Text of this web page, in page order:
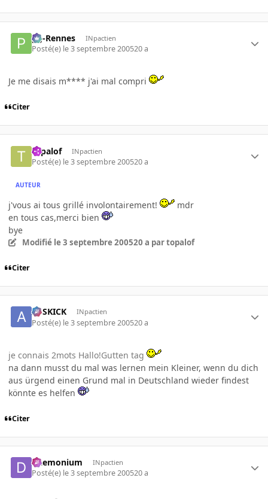
pg-Rennes INpactien
Posté(e) le 3 septembre 200520 a
Je me disais m**** j'ai mal compri
Citer
topalof INpactien
Posté(e) le 3 septembre 200520 a
AUTEUR
j'vous ai tous grillé involontairement!
mdr
en tous cas,merci bien
bye
Modifié le 3 septembre 200520 a par topalof
Citer
ASSKICK INpactien
Posté(e) le 3 septembre 200520 a
je connais 2mots Hallo!Gutten tag
na dann musst du mal was lernen mein Kleiner, wenn du dich
aus ürgend einen Grund mal in Deutschland wieder findest
könnte es helfen
Citer
Daemonium INpactien
Posté(e) le 3 septembre 200520 a